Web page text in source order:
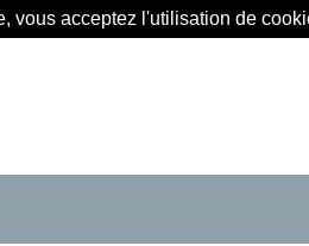
vous acceptez l'utilisation de